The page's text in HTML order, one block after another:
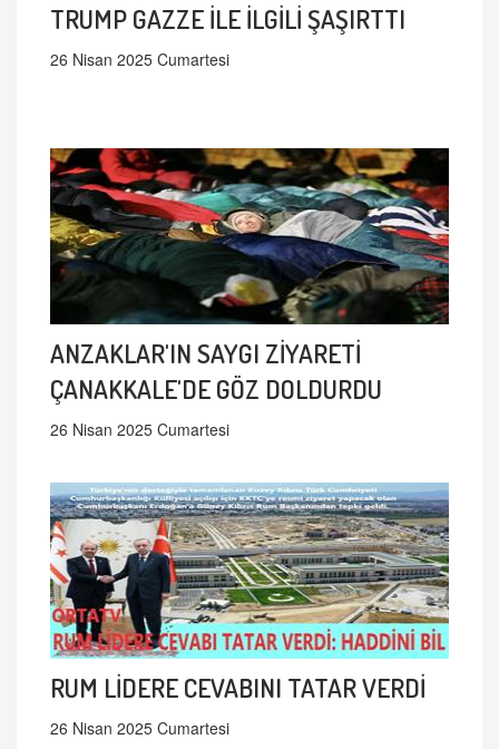
TRUMP GAZZE İLE İLGİLİ ŞAŞIRTTI
26 Nisan 2025 Cumartesi
ANZAKLAR'IN SAYGI ZİYARETİ
ÇANAKKALE'DE GÖZ DOLDURDU
26 Nisan 2025 Cumartesi
RUM LİDERE CEVABINI TATAR VERDİ
26 Nisan 2025 Cumartesi